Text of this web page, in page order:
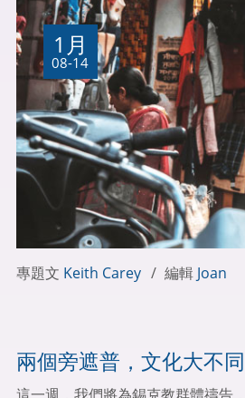
1月
08-14
專題文 Keith Carey 編輯 Joan
兩個旁遮普，文化大不同